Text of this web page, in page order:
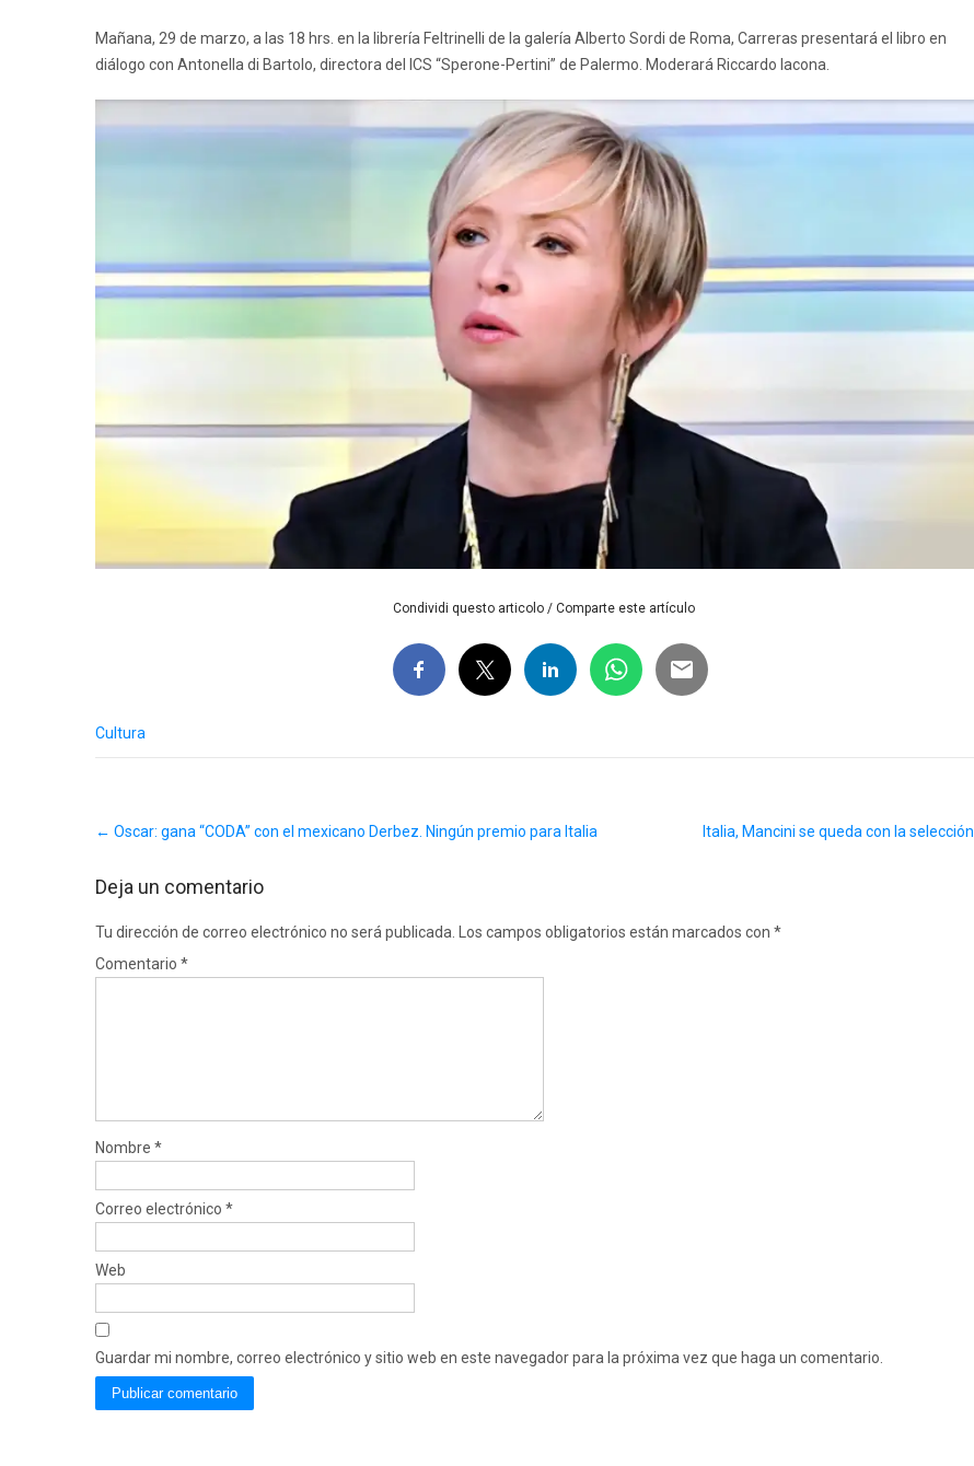
Mañana, 29 de marzo, a las 18 hrs. en la librería Feltrinelli de la galería Alberto Sordi de Roma, Carreras presentará el libro en
diálogo con Antonella di Bartolo, directora del ICS “Sperone-Pertini” de Palermo. Moderará Riccardo Iacona.
Condividi questo articolo / Comparte este artículo
Cultura
navigation
← Oscar: gana “CODA” con el mexicano Derbez. Ningún premio para Italia Italia, Mancini se queda con la selección
Deja un comentario
Tu dirección de correo electrónico no será publicada. Los campos obligatorios están marcados con *
Comentario *
Nombre *
Correo electrónico *
Web
Guardar mi nombre, correo electrónico y sitio web en este navegador para la próxima vez que haga un comentario.